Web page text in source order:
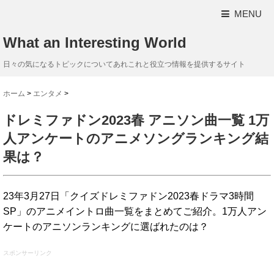
MENU
What an Interesting World
日々の気になるトピックについてあれこれと役立つ情報を提供するサイト
ホーム > エンタメ >
ドレミファドン2023春 アニソン曲一覧 1万
人アンケートのアニメソングランキング結
果は？
23年3月27日「クイズドレミファドン2023春ドラマ3時間
SP」のアニメイントロ曲一覧をまとめてご紹介。1万人アン
ケートのアニソンランキングに選ばれたのは？
スポンサーリンク